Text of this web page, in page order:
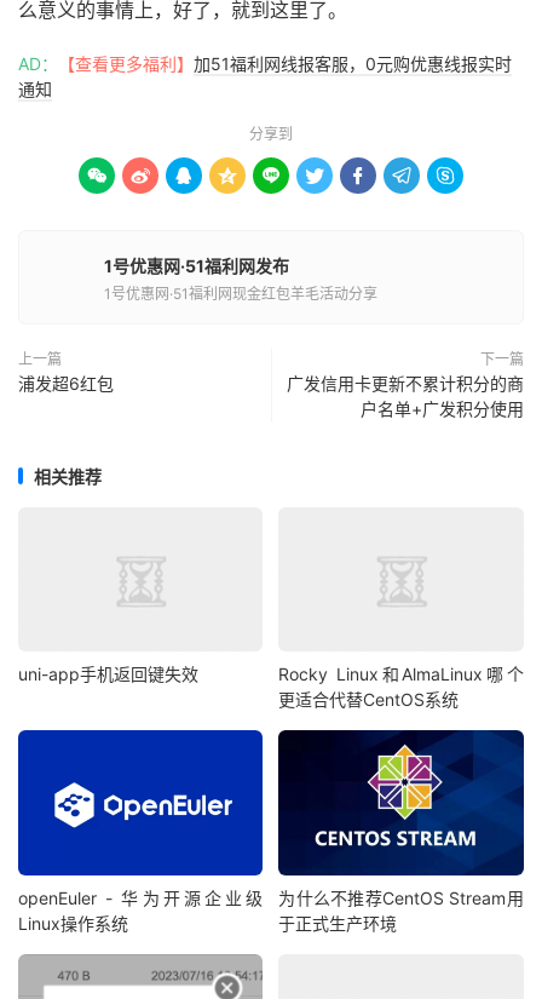
么意义的事情上，好了，就到这里了。
AD： 【查看更多福利】 加51福利网线报客服，0元购优惠线报实时
通知
分享到
        
1号优惠网·51福利网发布
1号优惠网·51福利网现金红包羊毛活动分享
上一篇
浦发超6红包
下一篇
广发信用卡更新不累计积分的商
户名单+广发积分使用
相关推荐
uni-app手机返回键失效
Rocky Linux和AlmaLinux哪个
更适合代替CentOS系统
openEuler - 华为开源企业级
Linux操作系统
为什么不推荐CentOS Stream用
于正式生产环境